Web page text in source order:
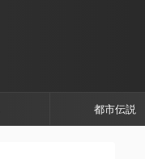
都市伝説